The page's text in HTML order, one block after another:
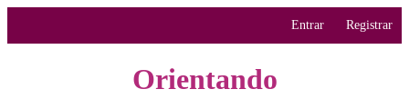
Entrar Registrar
Orientando